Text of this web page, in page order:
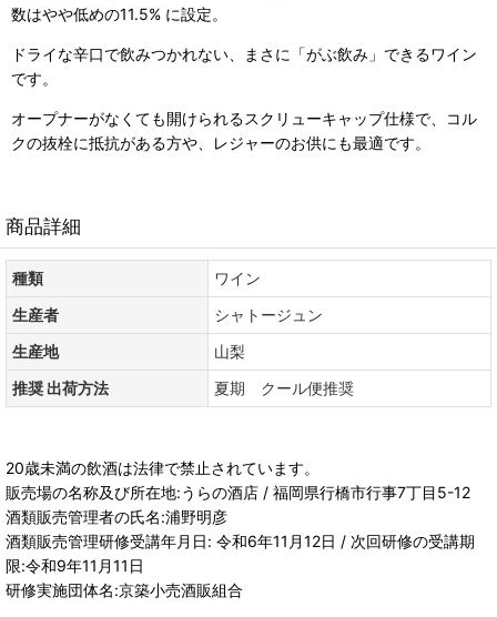
数はやや低めの11.5% に設定。
ドライな辛口で飲みつかれない、まさに「がぶ飲み」できるワイン
です。
オープナーがなくても開けられるスクリューキャップ仕様で、コル
クの抜栓に抵抗がある方や、レジャーのお供にも最適です。
商品詳細
種類
ワイン
生産者
シャトージュン
生産地
山梨
推奨 出荷方法
夏期 クール便推奨
20歳未満の飲酒は法律で禁止されています。
販売場の名称及び所在地:うらの酒店 / 福岡県行橋市行事7丁目5-12
酒類販売管理者の氏名:浦野明彦
酒類販売管理研修受講年月日: 令和6年11月12日 / 次回研修の受講期
限:令和9年11月11日
研修実施団体名:京築小売酒販組合